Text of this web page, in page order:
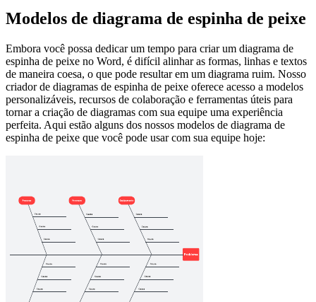
Modelos de diagrama de espinha de peixe
Embora você possa dedicar um tempo para criar um diagrama de
espinha de peixe no Word, é difícil alinhar as formas, linhas e textos
de maneira coesa, o que pode resultar em um diagrama ruim. Nosso
criador de diagramas de espinha de peixe oferece acesso a modelos
personalizáveis, recursos de colaboração e ferramentas úteis para
tornar a criação de diagramas com sua equipe uma experiência
perfeita. Aqui estão alguns dos nossos modelos de diagrama de
espinha de peixe que você pode usar com sua equipe hoje: